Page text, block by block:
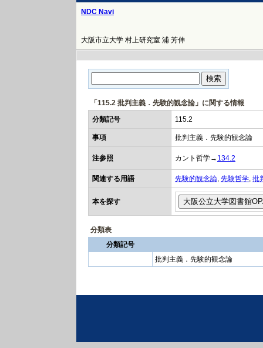
NDC Navi
大阪市立大学 村上研究室 浦 芳伸
「115.2 批判主義．先験的観念論」に関する情報
分類記号
115.2
事項 批判主義．先験的観念論
注参照 カント哲学→ 134.2
関連する用語 先験的観念論, 先験哲学, 批
本を探す
分類表
分類記号
批判主義．先験的観念論